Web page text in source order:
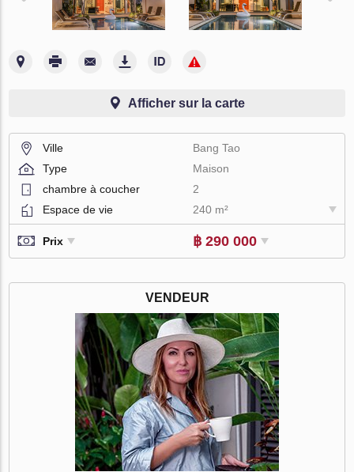
Afficher sur la carte
Ville
Bang Tao
Type
Maison
chambre à coucher
2
Espace de vie
240 m²
Prix ฿ 290 000
VENDEUR